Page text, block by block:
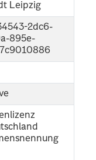
Leipzig
2dc6-
895e-